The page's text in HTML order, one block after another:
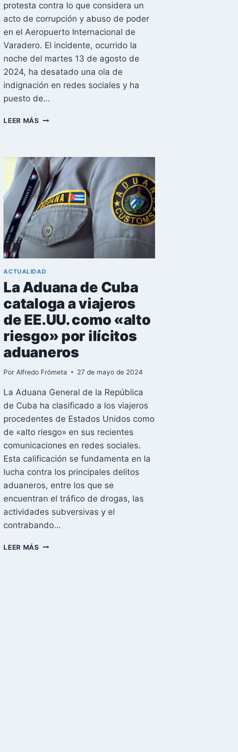
protesta contra lo que considera un
acto de corrupción y abuso de poder
en el Aeropuerto Internacional de
Varadero. El incidente, ocurrido la
noche del martes 13 de agosto de
2024, ha desatado una ola de
indignación en redes sociales y ha
puesto de…
LEER MÁS ESCÁNDALO
CUBA:
ACTRIZ
AMARILYS
NÚÑEZ
DENUNCIA
DECOMISO
ILEGAL
Y
CORRUPCIÓN
ACTUALIDAD
La Aduana de Cuba
cataloga a viajeros
de EE.UU. como «alto
riesgo» por ilícitos
aduaneros
Por Alfredo Frómeta 27 de mayo de 2024
La Aduana General de la República
de Cuba ha clasificado a los viajeros
procedentes de Estados Unidos como
de «alto riesgo» en sus recientes
comunicaciones en redes sociales.
Esta calificación se fundamenta en la
lucha contra los principales delitos
aduaneros, entre los que se
encuentran el tráfico de drogas, las
actividades subversivas y el
contrabando…
LEER MÁS LA